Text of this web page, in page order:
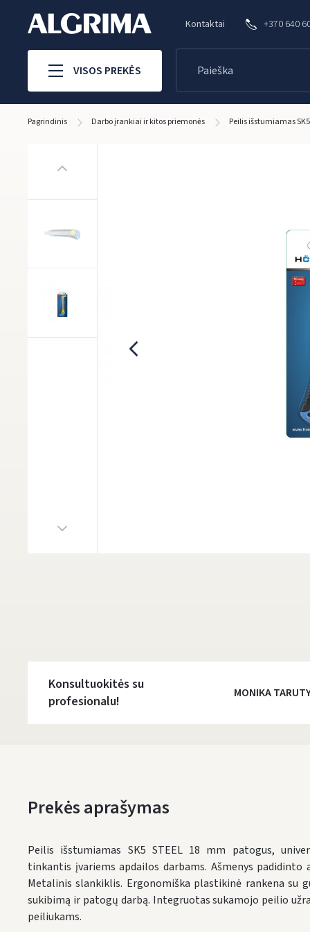
Kontaktai +370 640
VISOS PREKĖS
Pagrindinis Darbo įrankiai ir kitos priemonės Peilis išstumiamas
Konsultuokitės su
profesionalu!
MONIKA
Prekės aprašymas
Peilis išstumiamas SK5 STEEL 18 mm patogus,
tinkantis įvariems apdailos darbams. Ašmenys
Metalinis slankiklis. Ergonomiška plastikinė rankena su
sukibimą ir patogų darbą. Integruotas sukamojo peilio
peiliukams.